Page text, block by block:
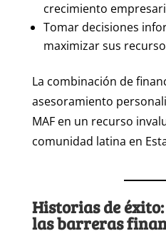
crecimiento
Tomar decisiones
maximizar sus
La combinación de
asesoramiento
MAF en un recurso
comunidad latina en
Historias de
las barreras